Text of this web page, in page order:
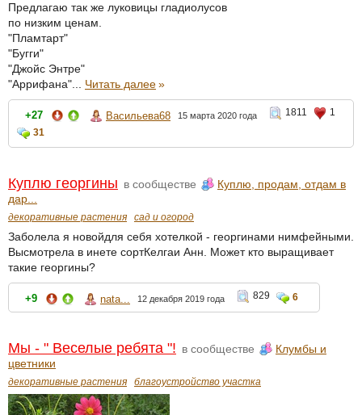
Предлагаю так же луковицы гладиолусов
по низким ценам.
"Пламтарт"
"Бугги"
"Джойс Энтре"
"Аррифана"... Читать далее»
+27 Васильева68 15 марта 2020 года 1811
1
31
Куплю георгины в сообществе
Куплю, продам, отдам в
дар...
декоративные растения сад и огород
Заболела я новойдля себя хотелкой - георгинами нимфейными.
Высмотрела в инете сортКелгаи Анн. Может кто выращивает
такие георгины?
+9 nata... 12 декабря 2019 года 829 6
Мы - " Веселые ребята "! в сообществе
Клумбы и
цветники
декоративные растения благоустройство участка